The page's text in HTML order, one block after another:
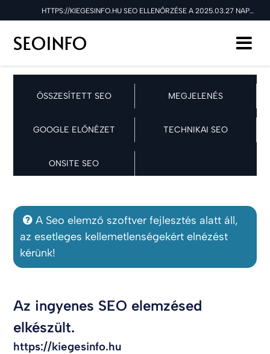
HTTPS://KIEGESINFO.HU SEO ELLENŐRZÉSE A 2025.03.27 NAPON
ÖSSZESÍTETT SEO MEGJELENÉS
GOOGLE ELŐNÉZET TECHNIKAI SEO
ONSITE SEO
A Seo elemző szoftver fejlesztés alatt áll,
az esetleges kellemetlenségekért elnézést
kérünk!
Az ingyenes SEO elemzésed
elkészült.
https://kiegesinfo.hu